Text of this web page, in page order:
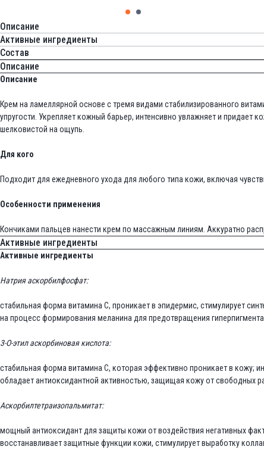
Описание
Активные ингредиенты
Состав
Описание
Описание
Крем на ламеллярной основе с тремя видами стабилизированного
упругости. Укрепляет кожный барьер, интенсивно увлажняет и придает
шелковистой на ощупь.
Для кого
Подходит для ежедневного ухода для любого типа кожи, включая
Особенности применения
Кончиками пальцев нанести крем по массажным линиям. Аккуратно
Активные ингредиенты
Активные ингредиенты
Натрия аскорбилфосфат:
стабильная форма витамина C, проникает в эпидермис, стимулирует
на процесс формирования меланина для предотвращения
3-О-этил аскорбиновая кислота:
стабильная форма витамина С, которая эффективно проникает в кожу;
обладает антиоксидантной активностью, защищая кожу от свободных
Аскорбилтетраизопальмитат:
мощный антиоксидант для защиты кожи от воздействия негативных
восстанавливает защитные функции кожи, стимулирует выработку